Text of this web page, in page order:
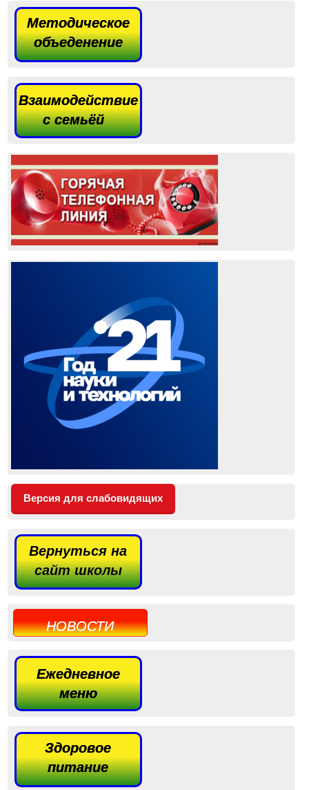
Методическое
объеденение
Взаимодействие
с семьёй
Версия для слабовидящих
Вернуться на
сайт школы
НОВОСТИ
Ежедневное
меню
Здоровое
питание